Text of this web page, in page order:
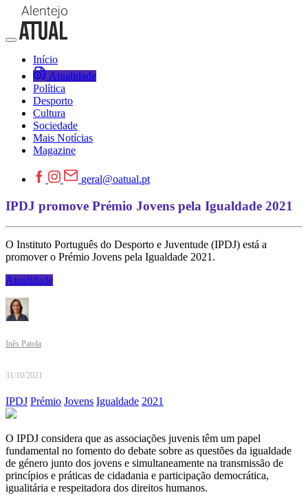
Início
Atualidade
Política
Desporto
Cultura
Sociedade
Mais Notícias
Magazine
geral@oatual.pt
IPDJ promove Prémio Jovens pela Igualdade 2021
O Instituto Português do Desporto e Juventude (IPDJ) está a
promover o Prémio Jovens pela Igualdade 2021.
Atualidade
Inês Patola
31/10/2021
IPDJ Prémio Jovens Igualdade 2021
O IPDJ considera que as associações juvenis têm um papel
fundamental no fomento do debate sobre as questões da igualdade
de género junto dos jovens e simultaneamente na transmissão de
princípios e práticas de cidadania e participação democrática,
igualitária e respeitadora dos direitos humanos.